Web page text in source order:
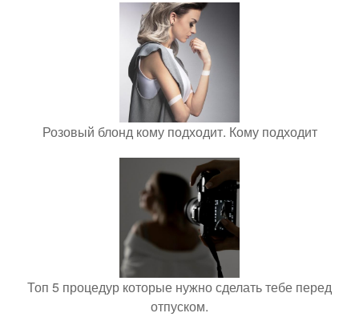
Розовый блонд кому подходит. Кому подходит
Топ 5 процедур которые нужно сделать тебе перед
отпуском.